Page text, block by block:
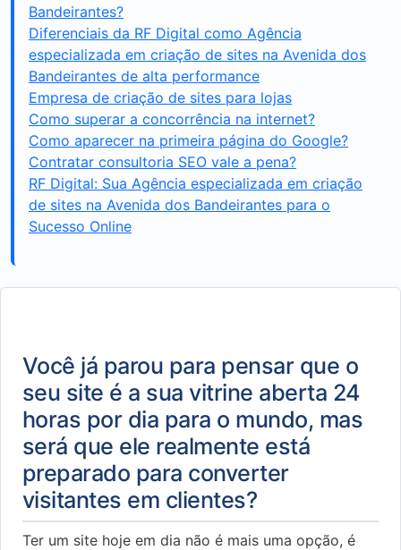
Bandeirantes?
Diferenciais da RF Digital como Agência
especializada em criação de sites na Avenida dos
Bandeirantes de alta performance
Empresa de criação de sites para lojas
Como superar a concorrência na internet?
Como aparecer na primeira página do Google?
Contratar consultoria SEO vale a pena?
RF Digital: Sua Agência especializada em criação
de sites na Avenida dos Bandeirantes para o
Sucesso Online
Você já parou para pensar que o
seu site é a sua vitrine aberta 24
horas por dia para o mundo, mas
será que ele realmente está
preparado para converter
visitantes em clientes?
Ter um site hoje em dia não é mais uma opção, é